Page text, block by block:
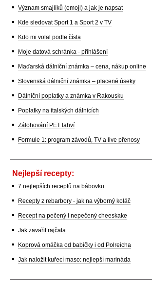
Význam smajlíků (emoji) a jak je napsat
Kde sledovat Sport 1 a Sport 2 v TV
Kdo mi volal podle čísla
Moje datová schránka - přihlášení
Maďarská dálniční známka – cena, nákup online
Slovenská dálniční známka – placené úseky
Dálniční poplatky a známka v Rakousku
Poplatky na italských dálnicích
Zálohování PET lahví
Formule 1: program závodů, TV a live přenosy
Nejlepší recepty:
7 nejlepších receptů na bábovku
Recepty z rebarbory - jak na výborný koláč
Recept na pečený i nepečený cheeskake
Jak zavařit rajčata
Koprová omáčka od babičky i od Polreicha
Jak naložit kuřecí maso: nejlepší marináda